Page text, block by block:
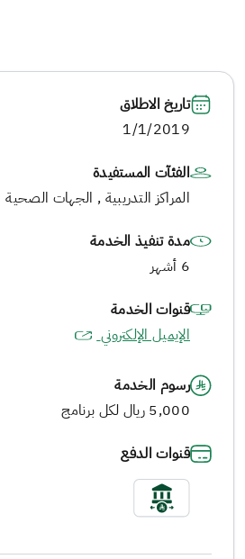
تاريخ الاطلاق
1/1/2019
الفئآت المستفيدة
المراكز التدريبية , الجهات الصحية
مدة تنفيذ الخدمة
6 أشهر
قنوات الخدمة
الإيميل الإلكتروني
رسوم الخدمة
5,000 ريال لكل برنامج
قنوات الدفع